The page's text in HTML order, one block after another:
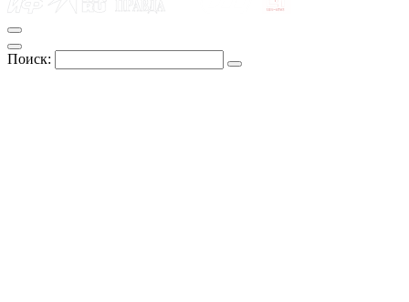
Поиск: